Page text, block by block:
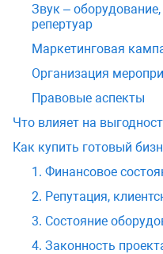
Звук –
репертуар
Маркетинговая
Организация
Правовые аспекты
Что влияет на
Как купить готовый
1. Финансовое
2. Репутация,
3. Состояние
4. Законность